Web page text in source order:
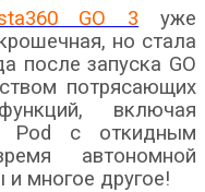
GO 3 уже
но стала
после запуска GO
потрясающих
включая
Pod с откидным
автономной
многое другое!